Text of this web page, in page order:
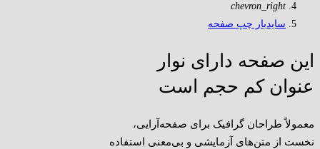
chevron_right
سایدبار چپ صفحه
این صفحه دارای نوار
عنوان کم حجم است
معمولاً طراحان گرافیک برای صفحه‌آرایی،
نخست از متن‌های آزمایشی و بی‌معنی استفاده